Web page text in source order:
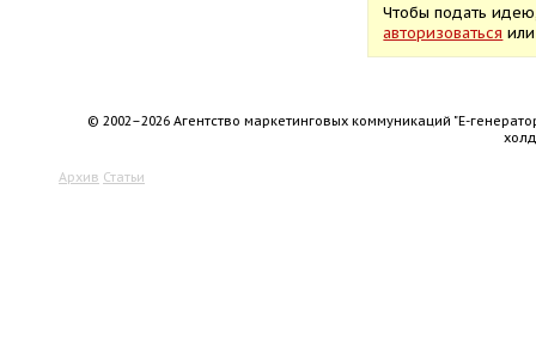
Чтобы подать
авторизоваться
© 2002–2026 Агентство маркетинговых коммуникаций "Е-
Архив Статьи